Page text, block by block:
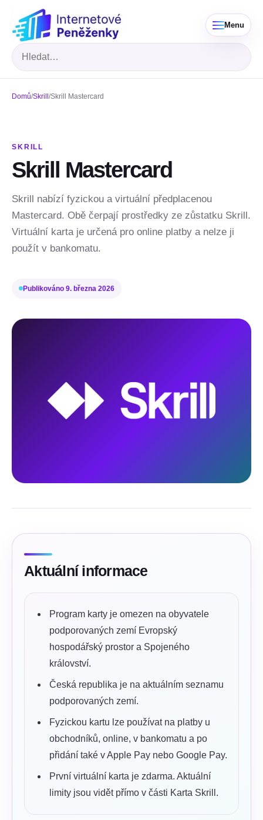
Menu
Hledat
Domů/Skrill /Skrill Mastercard
SKRILL
Skrill Mastercard
Skrill nabízí fyzickou a virtuální předplacenou
Mastercard. Obě čerpají prostředky ze zůstatku Skrill.
Virtuální karta je určená pro online platby a nelze ji
použít v bankomatu.
Publikováno 9. března 2026
Aktuální informace
Program karty je omezen na obyvatele
podporovaných zemí Evropský
hospodářský prostor a Spojeného
království.
Česká republika je na aktuálním seznamu
podporovaných zemí.
Fyzickou kartu lze používat na platby u
obchodníků, online, v bankomatu a po
přidání také v Apple Pay nebo Google Pay.
První virtuální karta je zdarma. Aktuální
limity jsou vidět přímo v části Karta Skrill.